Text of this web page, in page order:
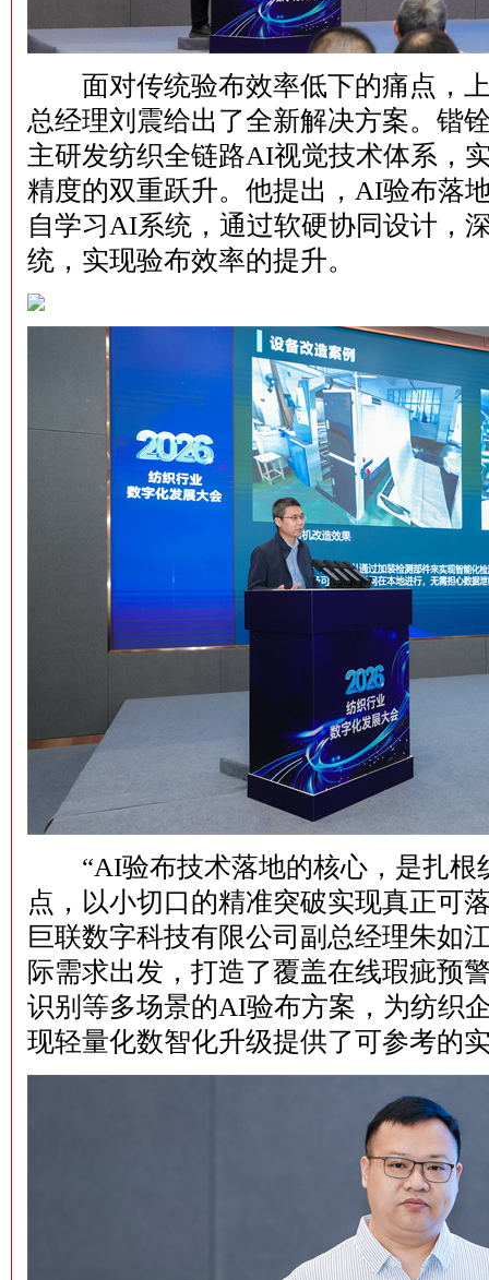
面对传统验布效率低下的痛点，上
总经理刘震给出了全新解决方案。锴
主研发纺织全链路AI视觉技术体系，
精度的双重跃升。他提出，AI验布落
自学习AI系统，通过软硬协同设计，
统，实现验布效率的提升。
“AI验布技术落地的核心，是扎根
点，以小切口的精准突破实现真正可
巨联数字科技有限公司副总经理朱如
际需求出发，打造了覆盖在线瑕疵预
识别等多场景的AI验布方案，为纺织
现轻量化数智化升级提供了可参考的